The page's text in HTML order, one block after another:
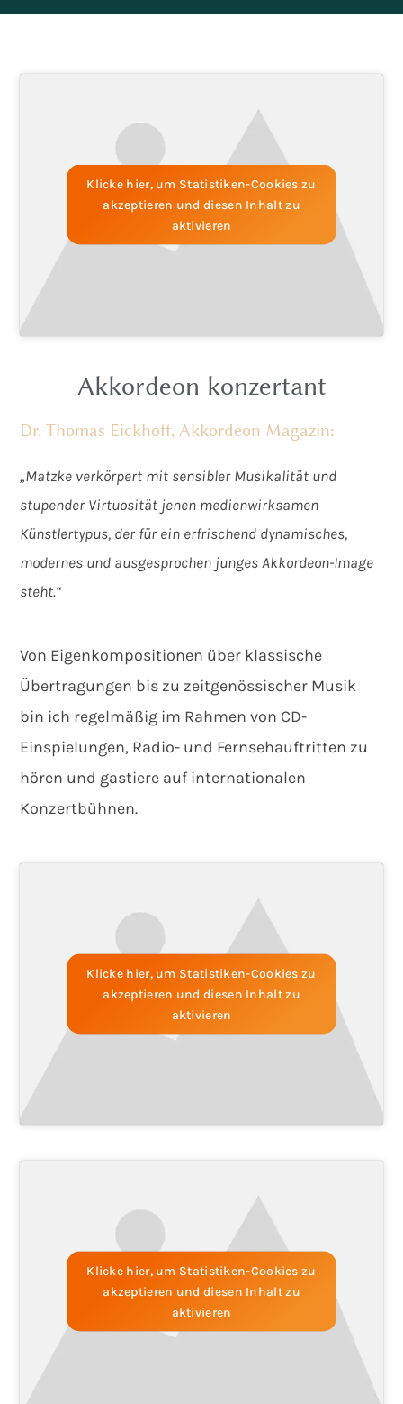
Akkordeon konzertant
Dr. Thomas Eickhoff, Akkordeon Magazin:
„Matzke verkörpert mit sensibler Musikalität und
stupender Virtuosität jenen medienwirksamen
Künstlertypus, der für ein erfrischend dynamisches,
modernes und ausgesprochen junges Akkordeon-Image
steht.“
Von Eigenkompositionen über klassische
Übertragungen bis zu zeitgenössischer Musik
bin ich regelmäßig im Rahmen von CD-
Einspielungen, Radio- und Fernsehauftritten zu
hören und gastiere auf internationalen
Konzertbühnen.
Klicke hier, um Statistiken-Cookies zu
akzeptieren und diesen Inhalt zu
aktivieren
Klicke hier, um Statistiken-Cookies zu
akzeptieren und diesen Inhalt zu
aktivieren
Klicke hier, um Statistiken-Cookies zu
akzeptieren und diesen Inhalt zu
aktivieren